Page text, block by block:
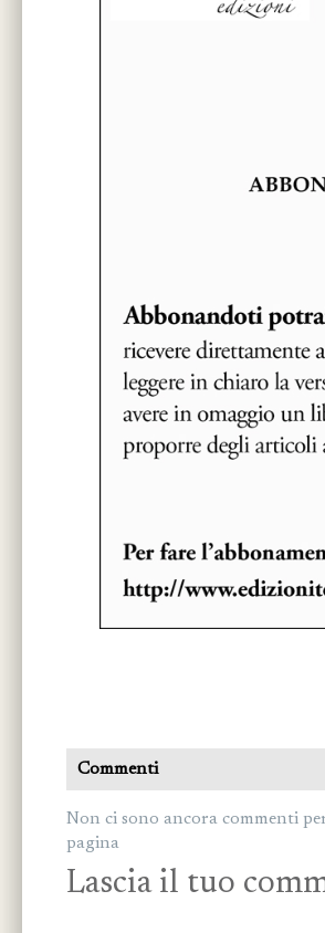
Commenti
Non ci sono ancora commenti
pagina
Lascia il tuo